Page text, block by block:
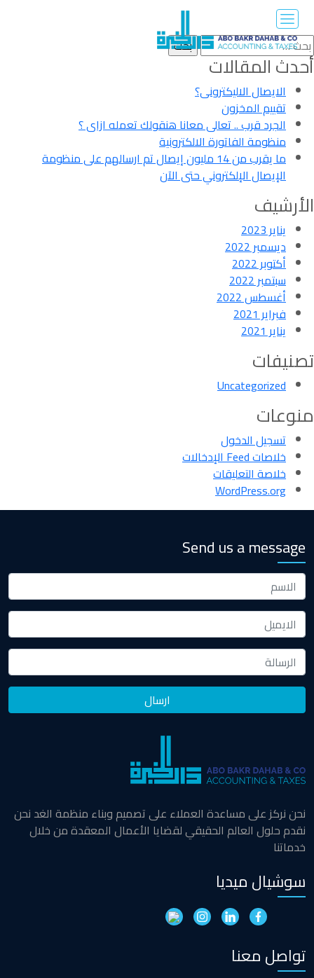
البحث
عن:
أحدث المقالات
الايصال الاليكترونى؟
تقييم المخزون
الجرد قرب .. تعالى معانا هنقولك تعمله ازاى ؟
منظومة الفاتورة الالكترونية
ما يقرب من 14 مليون إيصال تم ارسالهم على منظومة
الإيصال الإلكتروني حتى الآن
الأرشيف
يناير 2023
ديسمبر 2022
أكتوبر 2022
سبتمبر 2022
أغسطس 2022
فبراير 2021
يناير 2021
تصنيفات
Uncategorized
منوعات
تسجيل الدخول
خلاصات Feed الإدخالات
خلاصة التعليقات
WordPress.org
Send us a message
نحن نركز على مساعدة العملاء على تصميم وبناء منظمة الغد نحن
نقدم حلول العالم الحقيقي لقضايا الأعمال المعقدة من خلال
خدماتنا
سوشيال ميديا
تواصل معنا